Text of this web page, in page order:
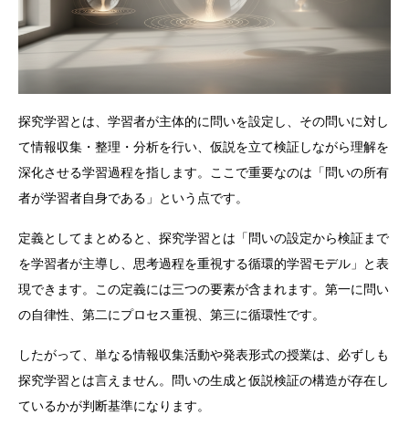
探究学習とは、学習者が主体的に問いを設定し、その問いに対し
て情報収集・整理・分析を行い、仮説を立て検証しながら理解を
深化させる学習過程を指します。ここで重要なのは「問いの所有
者が学習者自身である」という点です。
定義としてまとめると、探究学習とは「問いの設定から検証まで
を学習者が主導し、思考過程を重視する循環的学習モデル」と表
現できます。この定義には三つの要素が含まれます。第一に問い
の自律性、第二にプロセス重視、第三に循環性です。
したがって、単なる情報収集活動や発表形式の授業は、必ずしも
探究学習とは言えません。問いの生成と仮説検証の構造が存在し
ているかが判断基準になります。